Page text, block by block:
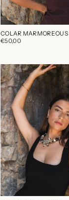
COLAR MARMOREOUS
€50,00